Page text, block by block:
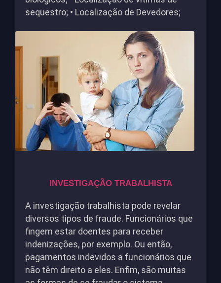
sequestro; • Localização de Devedores;
INVESTIGAÇÃO TRABALHISTA
A investigação trabalhista pode revelar
diversos tipos de fraude. Funcionários que
fingem estar doentes para receber
indenizações, por exemplo. Ou então,
pagamentos indevidos a funcionários que
não têm direito a eles. Enfim, são muitas